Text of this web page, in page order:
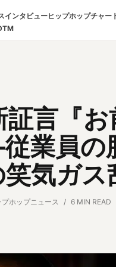
インタビューヒップホップチャー
言『
業員の
気ガス
プホップニュース 6 MIN READ